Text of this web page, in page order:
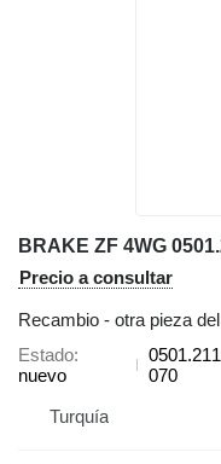
BRAKE ZF 4WG
Precio a consultar
Recambio - otra pieza
Estado
nuevo
070
Turquía